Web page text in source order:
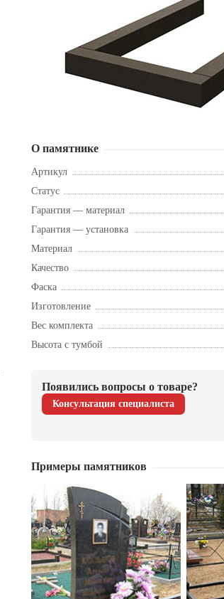
О памятнике
Артикул
Статус
Гарантия — материал
Гарантия — установка
Материал
Качество
Фаска
Изготовление
Вес комплекта
Высота с тумбой
Появились вопросы о товаре?
Консультация специалиста
Примеры памятников